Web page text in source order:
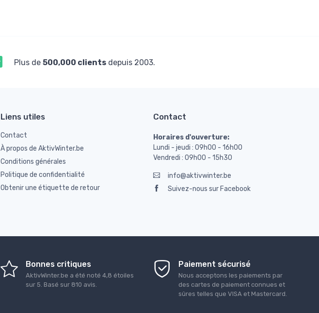
Plus de 500,000 clientsdepuis 2003.
Liens utiles
Contact
À propos de AktivWinter.be
Conditions générales
Politique de confidentialité
Obtenir une étiquette de retour
Contact
Horaires d'ouverture:
Lundi - jeudi : 09h00 - 16h00
Vendredi : 09h00 - 15h30
info@aktivwinter.be
Suivez-nous sur Facebook
Bonnes critiques
AktivWinter.be a été noté 4,8 étoiles
sur 5. Basé sur 810 avis.
Paiement sécurisé
Nous acceptons les paiements par
des cartes de paiement connues et
sûres telles que VISA et Mastercard.